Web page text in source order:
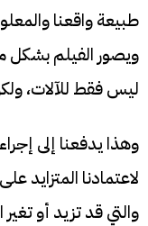
طبيعة واقعنا
ويصور الفيلم بشكل
ليس فقط للآلات،
وهذا يدفعنا إلى
لاعتمادنا المتزايد
والتي قد تزيد أو